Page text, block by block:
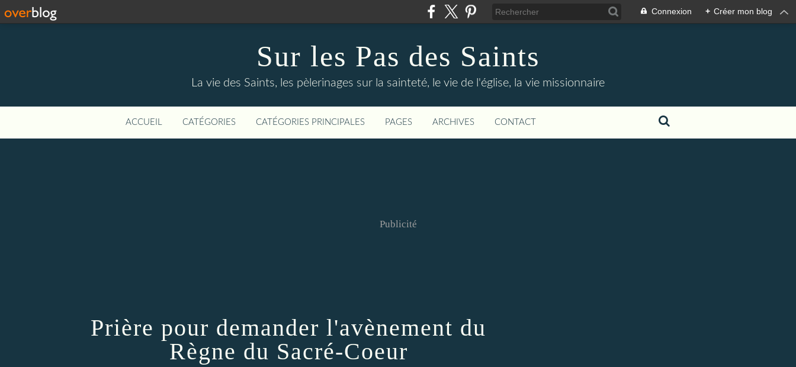
Connexion + Créer mon blog
Sur les Pas des Saints
La vie des Saints, les pèlerinages sur la sainteté, le vie de l'église, la vie missionnaire
ACCUEIL CATÉGORIES CATÉGORIES PRINCIPALES PAGES ARCHIVES CONTACT
Publicité
Prière pour demander l'avènement du
Règne du Sacré-Coeur